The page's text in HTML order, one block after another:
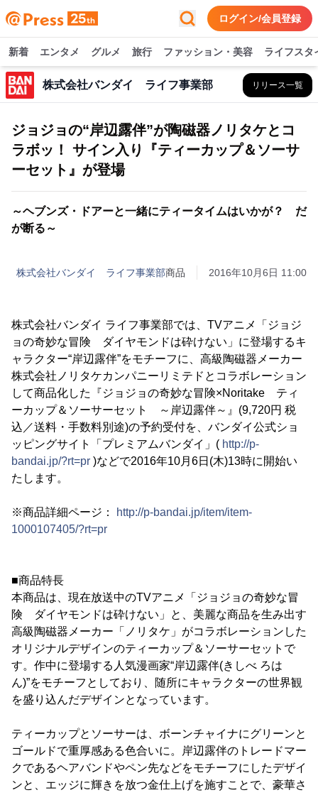
ログイン/会員登録
新着 エンタメ グルメ 旅行 ファッション・美容 ライフスタ
株式会社バンダイ ライフ事業部 リリース一覧
ジョジョの“岸辺露伴”が陶磁器ノリタケとコ
ラボッ！ サイン入り『ティーカップ＆ソーサ
ーセット』が登場
～ヘブンズ・ドアーと一緒にティータイムはいかが？ だ
が断る～
株式会社バンダイ ライフ事業部商品 2016年10月6日 11:00
株式会社バンダイ ライフ事業部では、TVアニメ「ジョジ
ョの奇妙な冒険 ダイヤモンドは砕けない」に登場するキ
ャラクター“岸辺露伴”をモチーフに、高級陶磁器メーカー
株式会社ノリタケカンパニーリミテドとコラボレーション
して商品化した『ジョジョの奇妙な冒険×Noritake ティ
ーカップ＆ソーサーセット ～岸辺露伴～』(9,720円 税
込／送料・手数料別途)の予約受付を、バンダイ公式ショ
ッピングサイト「プレミアムバンダイ」( http://p-
bandai.jp/?rt=pr )などで2016年10月6日(木)13時に開始い
たします。
※商品詳細ページ：
http://p-bandai.jp/item/item-
1000107405/?rt=pr
■商品特長
本商品は、現在放送中のTVアニメ「ジョジョの奇妙な冒
険 ダイヤモンドは砕けない」と、美麗な商品を生み出す
高級陶磁器メーカー「ノリタケ」がコラボレーションした
オリジナルデザインのティーカップ＆ソーサーセットで
す。作中に登場する人気漫画家“岸辺露伴(きしべ ろは
ん)”をモチーフとしており、随所にキャラクターの世界観
を盛り込んだデザインとなっています。
ティーカップとソーサーは、ボーンチャイナにグリーンと
ゴールドで重厚感ある色合いに。岸辺露伴のトレードマー
クであるヘアバンドやペン先などをモチーフにしたデザイ
ンと、エッジに輝きを放つ金仕上げを施すことで、豪華さ